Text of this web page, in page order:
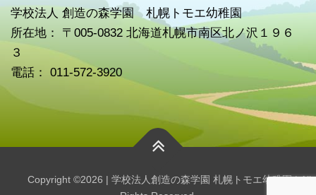
学校法人 創造の森学園 札幌トモエ幼稚園
所在地： 〒005-0832 北海道札幌市南区北ノ沢１９６
３
電話： 011-572-3920
Copyright ©2026 | 学校法人創造の森学園 札幌トモエ幼稚園 | All